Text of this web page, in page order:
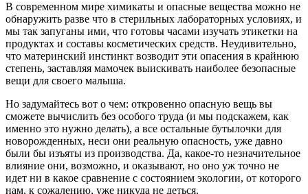
В современном мире химикаты и опасные вещества можно не
обнаружить разве что в стерильных лабораторных условиях, и
мы так запуганы ими, что готовы часами изучать этикетки на
продуктах и составы косметических средств. Неудивительно,
что материнский инстинкт возводит эти опасения в крайнюю
степень, заставляя мамочек выискивать наиболее безопасные
вещи для своего малыша.
Но задумайтесь вот о чем: откровенно опасную вещь вы
сможете вычислить без особого труда (и мы подскажем, как
именно это нужно делать), а все остальные бутылочки для
новорожденных, неси они реальную опасность, уже давно
были бы изъяты из производства. Да, какое-то незначительное
влияние они, возможно, и оказывают, но оно уж точно не
идет ни в какое сравнение с состоянием экологии, от которого
нам, к сожалению, уже никуда не деться.